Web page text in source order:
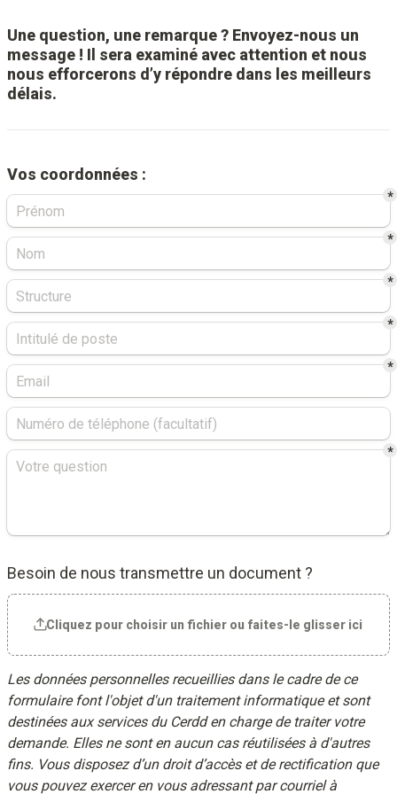
Une question, une remarque ? Envoyez-nous un
message ! Il sera examiné avec attention et nous
nous efforcerons d’y répondre dans les meilleurs
délais.
Vos coordonnées :
*
*
*
*
*
*
Besoin de nous transmettre un document ?
Cliquez pour choisir un fichier ou faites-le glisser ici
Les données personnelles recueillies dans le cadre de ce
formulaire font l'objet d'un traitement informatique et sont
destinées aux services du Cerdd en charge de traiter votre
demande. Elles ne sont en aucun cas réutilisées à d'autres
fins. Vous disposez d’un droit d’accès et de rectification que
vous pouvez exercer en vous adressant par courriel à